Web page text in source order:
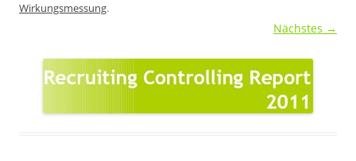
Wirkungsmessung.
Nächstes →